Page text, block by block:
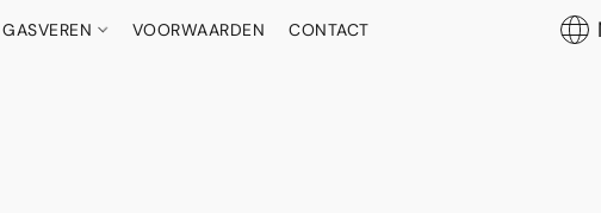
GASVEREN VOORWAARDEN CONTACT